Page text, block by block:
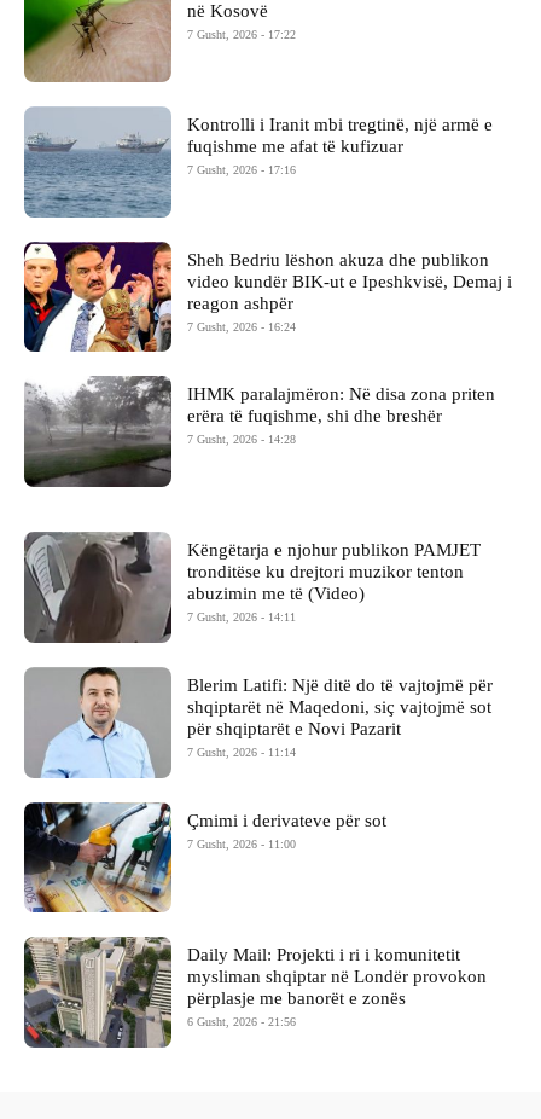
në Kosovë
7 Gusht, 2026 - 17:22
Kontrolli i Iranit mbi tregtinë, një armë e
fuqishme me afat të kufizuar
7 Gusht, 2026 - 17:16
Sheh Bedriu lëshon akuza dhe publikon
video kundër BIK-ut e Ipeshkvisë, Demaj i
reagon ashpër
7 Gusht, 2026 - 16:24
IHMK paralajmëron: Në disa zona priten
erëra të fuqishme, shi dhe breshër
7 Gusht, 2026 - 14:28
Këngëtarja e njohur publikon PAMJET
tronditëse ku drejtori muzikor tenton
abuzimin me të (Video)
7 Gusht, 2026 - 14:11
Blerim Latifi: Një ditë do të vajtojmë për
shqiptarët në Maqedoni, siç vajtojmë sot
për shqiptarët e Novi Pazarit
7 Gusht, 2026 - 11:14
Çmimi i derivateve për sot
7 Gusht, 2026 - 11:00
Daily Mail: Projekti i ri i komunitetit
mysliman shqiptar në Londër provokon
përplasje me banorët e zonës
6 Gusht, 2026 - 21:56